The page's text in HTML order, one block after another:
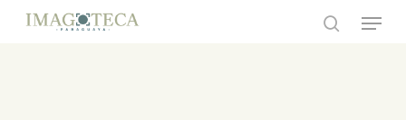
Menu